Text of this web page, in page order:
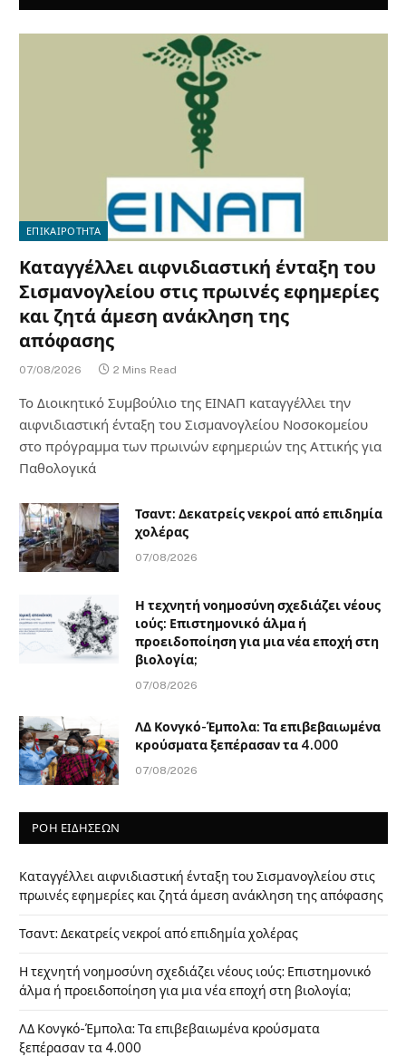
ΕΠΙΚΑΙΡΟΤΗΤΑ
Καταγγέλλει αιφνιδιαστική ένταξη του
Σισμανογλείου στις πρωινές εφημερίες
και ζητά άμεση ανάκληση της
απόφασης
07/08/2026 2 Mins Read
Το Διοικητικό Συμβούλιο της ΕΙΝΑΠ καταγγέλλει την
αιφνιδιαστική ένταξη του Σισμανογλείου Νοσοκομείου
στο πρόγραμμα των πρωινών εφημεριών της Αττικής για
Παθολογικά
Τσαντ: Δεκατρείς νεκροί από επιδημία
χολέρας
07/08/2026
Η τεχνητή νοημοσύνη σχεδιάζει νέους
ιούς: Επιστημονικό άλμα ή
προειδοποίηση για μια νέα εποχή στη
βιολογία;
07/08/2026
ΛΔ Κονγκό-Έμπολα: Τα επιβεβαιωμένα
κρούσματα ξεπέρασαν τα 4.000
07/08/2026
ΡΟΗ ΕΙΔΗΣΕΩΝ
Καταγγέλλει αιφνιδιαστική ένταξη του Σισμανογλείου στις
πρωινές εφημερίες και ζητά άμεση ανάκληση της απόφασης
Τσαντ: Δεκατρείς νεκροί από επιδημία χολέρας
Η τεχνητή νοημοσύνη σχεδιάζει νέους ιούς: Επιστημονικό
άλμα ή προειδοποίηση για μια νέα εποχή στη βιολογία;
ΛΔ Κονγκό-Έμπολα: Τα επιβεβαιωμένα κρούσματα
ξεπέρασαν τα 4.000